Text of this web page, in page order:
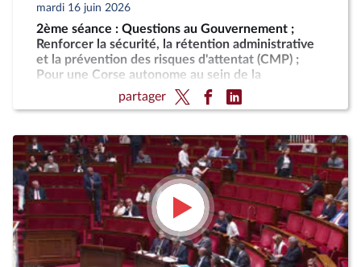
mardi 16 juin 2026
2ème séance : Questions au Gouvernement ;
Renforcer la sécurité, la rétention administrative
et la prévention des risques d'attentat (CMP) ;
Pour une Corse autonome au sein de la
partager